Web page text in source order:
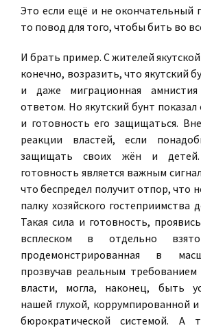
Это если ещё и не окончательный
то повод для того, чтобы бить во
И брать пример. С жителей
конечно, возразить, что якутский
и даже миграционная
ответом. Но якутский бунт показал
и готовность его защищаться.
реакции властей, если
защищать своих жён и
готовность является важным
что беспредел получит отпор, что
палку хозяйского гостеприимства
Такая сила и готовность,
всплеском в отдельно
продемонстрированная в
прозвучав реальным
власти, могла, наконец, быть
нашей глухой, коррумпированной
бюрократической системой. А